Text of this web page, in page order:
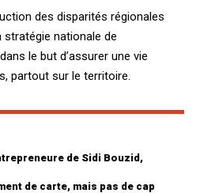
des disparités régionales
stratégie nationale de
le but d’assurer une vie
partout sur le territoire.
de Sidi Bouzid,
de carte, mais pas de cap